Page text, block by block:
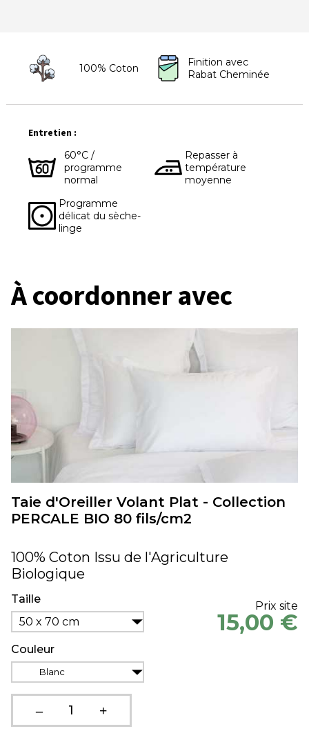
100% Coton
Finition avec
Rabat Cheminée
Entretien :
60°C /
programme
normal
Repasser à
température
moyenne
Programme
délicat du sèche-
linge
À coordonner avec
Taie d'Oreiller Volant Plat - Collection
PERCALE BIO 80 fils/cm2
100% Coton Issu de l'Agriculture
Biologique
Taille
50 x 70 cm
Couleur
Blanc
Prix site
15,00 €